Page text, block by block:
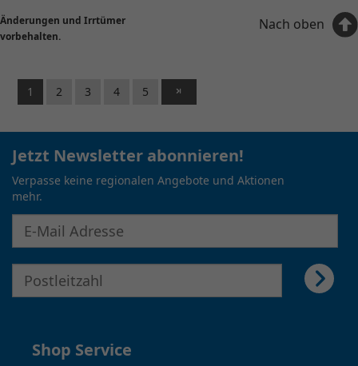
Änderungen und Irrtümer
vorbehalten.
Nach oben
1 2 3 4 5
Jetzt Newsletter abonnieren!
Verpasse keine regionalen Angebote und Aktionen
mehr.
Shop Service